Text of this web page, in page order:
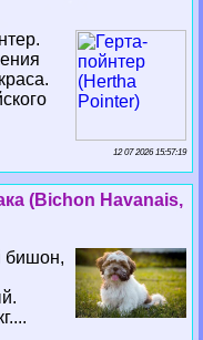
12 07 2026 15:57:19
(Bichon Havanais,
бишон,